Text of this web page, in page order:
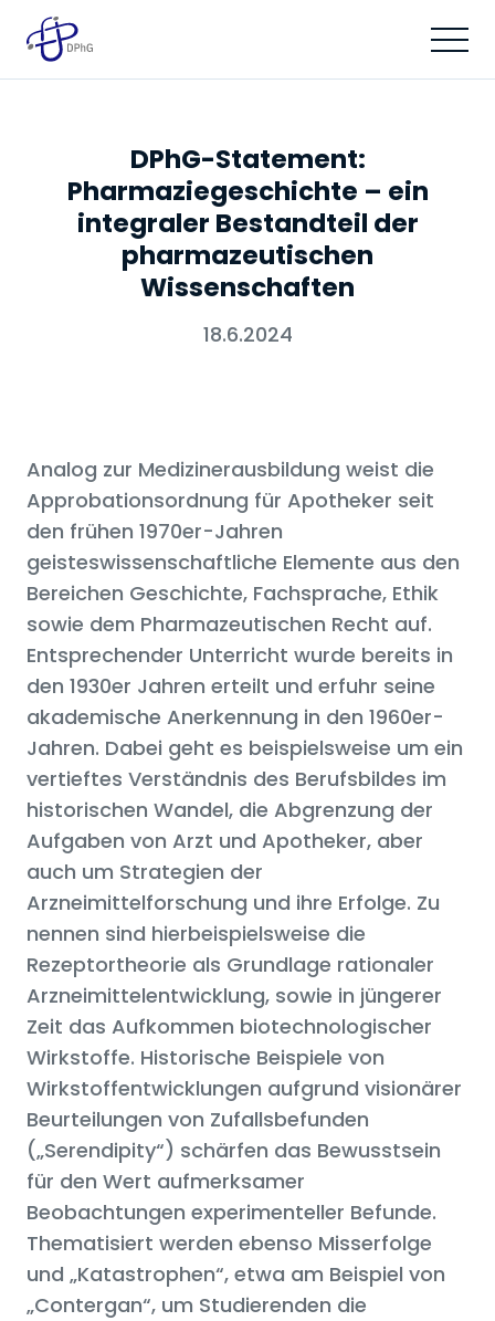
DPhG-Statement:
Pharmaziegeschichte – ein
integraler Bestandteil der
pharmazeutischen
Wissenschaften
18.6.2024
Analog zur Medizinerausbildung weist die
Approbationsordnung für Apotheker seit
den frühen 1970er-Jahren
geisteswissenschaftliche Elemente aus den
Bereichen Geschichte, Fachsprache, Ethik
sowie dem Pharmazeutischen Recht auf.
Entsprechender Unterricht wurde bereits in
den 1930er Jahren erteilt und erfuhr seine
akademische Anerkennung in den 1960er-
Jahren. Dabei geht es beispielsweise um ein
vertieftes Verständnis des Berufsbildes im
historischen Wandel, die Abgrenzung der
Aufgaben von Arzt und Apotheker, aber
auch um Strategien der
Arzneimittelforschung und ihre Erfolge. Zu
nennen sind hierbeispielsweise die
Rezeptortheorie als Grundlage rationaler
Arzneimittelentwicklung, sowie in jüngerer
Zeit das Aufkommen biotechnologischer
Wirkstoffe. Historische Beispiele von
Wirkstoffentwicklungen aufgrund visionärer
Beurteilungen von Zufallsbefunden
(„Serendipity“) schärfen das Bewusstsein
für den Wert aufmerksamer
Beobachtungen experimenteller Befunde.
Thematisiert werden ebenso Misserfolge
und „Katastrophen“, etwa am Beispiel von
„Contergan“, um Studierenden die